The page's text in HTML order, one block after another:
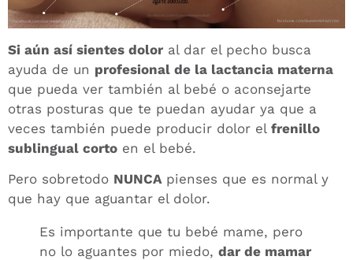
Si aún así sientes dolor al dar el pecho busca
ayuda de un profesional de la lactancia materna
que pueda ver también al bebé o aconsejarte
otras posturas que te puedan ayudar ya que a
veces también puede producir dolor el frenillo
sublingual corto en el bebé.
Pero sobretodo NUNCA pienses que es normal y
que hay que aguantar el dolor.
Es importante que tu bebé mame, pero
no lo aguantes por miedo, dar de mamar